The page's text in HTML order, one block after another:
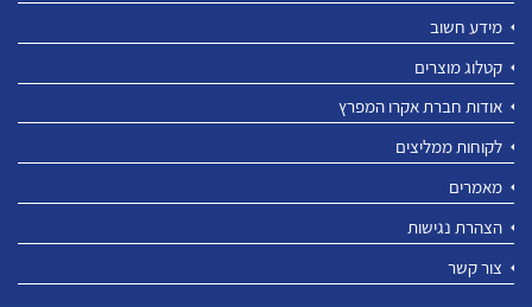
מידע חשוב
קטלוג מוצרים
אודות חברת אקרו המפרץ
לקוחות ממליצים
מאמרים
הצהרת נגישות
צור קשר